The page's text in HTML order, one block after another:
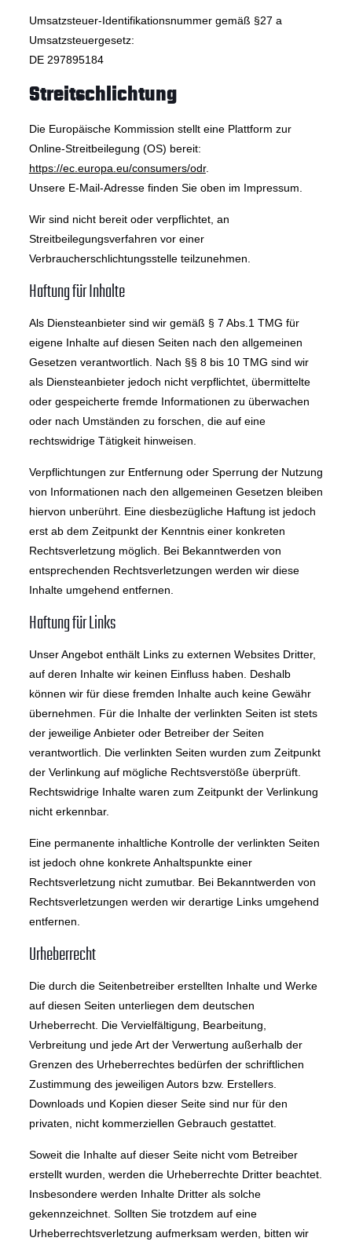
Umsatzsteuer-Identifikationsnummer gemäß §27 a
Umsatzsteuergesetz:
DE 297895184
Streitschlichtung
Die Europäische Kommission stellt eine Plattform zur
Online-Streitbeilegung (OS) bereit:
https://ec.europa.eu/consumers/odr.
Unsere E-Mail-Adresse finden Sie oben im Impressum.
Wir sind nicht bereit oder verpflichtet, an
Streitbeilegungsverfahren vor einer
Verbraucherschlichtungsstelle teilzunehmen.
Haftung für Inhalte
Als Diensteanbieter sind wir gemäß § 7 Abs.1 TMG für
eigene Inhalte auf diesen Seiten nach den allgemeinen
Gesetzen verantwortlich. Nach §§ 8 bis 10 TMG sind wir
als Diensteanbieter jedoch nicht verpflichtet, übermittelte
oder gespeicherte fremde Informationen zu überwachen
oder nach Umständen zu forschen, die auf eine
rechtswidrige Tätigkeit hinweisen.
Verpflichtungen zur Entfernung oder Sperrung der Nutzung
von Informationen nach den allgemeinen Gesetzen bleiben
hiervon unberührt. Eine diesbezügliche Haftung ist jedoch
erst ab dem Zeitpunkt der Kenntnis einer konkreten
Rechtsverletzung möglich. Bei Bekanntwerden von
entsprechenden Rechtsverletzungen werden wir diese
Inhalte umgehend entfernen.
Haftung für Links
Unser Angebot enthält Links zu externen Websites Dritter,
auf deren Inhalte wir keinen Einfluss haben. Deshalb
können wir für diese fremden Inhalte auch keine Gewähr
übernehmen. Für die Inhalte der verlinkten Seiten ist stets
der jeweilige Anbieter oder Betreiber der Seiten
verantwortlich. Die verlinkten Seiten wurden zum Zeitpunkt
der Verlinkung auf mögliche Rechtsverstöße überprüft.
Rechtswidrige Inhalte waren zum Zeitpunkt der Verlinkung
nicht erkennbar.
Eine permanente inhaltliche Kontrolle der verlinkten Seiten
ist jedoch ohne konkrete Anhaltspunkte einer
Rechtsverletzung nicht zumutbar. Bei Bekanntwerden von
Rechtsverletzungen werden wir derartige Links umgehend
entfernen.
Urheberrecht
Die durch die Seitenbetreiber erstellten Inhalte und Werke
auf diesen Seiten unterliegen dem deutschen
Urheberrecht. Die Vervielfältigung, Bearbeitung,
Verbreitung und jede Art der Verwertung außerhalb der
Grenzen des Urheberrechtes bedürfen der schriftlichen
Zustimmung des jeweiligen Autors bzw. Erstellers.
Downloads und Kopien dieser Seite sind nur für den
privaten, nicht kommerziellen Gebrauch gestattet.
Soweit die Inhalte auf dieser Seite nicht vom Betreiber
erstellt wurden, werden die Urheberrechte Dritter beachtet.
Insbesondere werden Inhalte Dritter als solche
gekennzeichnet. Sollten Sie trotzdem auf eine
Urheberrechtsverletzung aufmerksam werden, bitten wir